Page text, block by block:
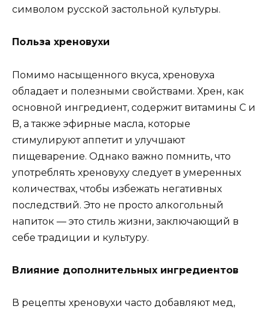
символом русской застольной культуры.
Польза хреновухи
Помимо насыщенного вкуса, хреновуха
обладает и полезными свойствами. Хрен, как
основной ингредиент, содержит витамины C и
B, а также эфирные масла, которые
стимулируют аппетит и улучшают
пищеварение. Однако важно помнить, что
употреблять хреновуху следует в умеренных
количествах, чтобы избежать негативных
последствий. Это не просто алкогольный
напиток — это стиль жизни, заключающий в
себе традиции и культуру.
Влияние дополнительных ингредиентов
В рецепты хреновухи часто добавляют мед,